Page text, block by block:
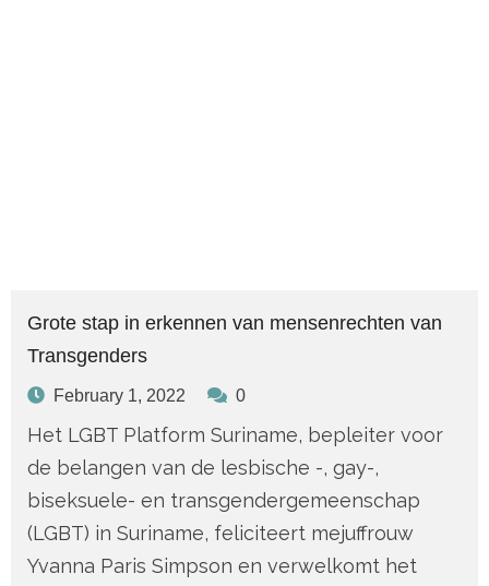
Grote stap in erkennen van mensenrechten van
Transgenders
February 1, 2022 0
Het LGBT Platform Suriname, bepleiter voor
de belangen van de lesbische -, gay-,
biseksuele- en transgendergemeenschap
(LGBT) in Suriname, feliciteert mejuffrouw
Yvanna Paris Simpson en verwelkomt het